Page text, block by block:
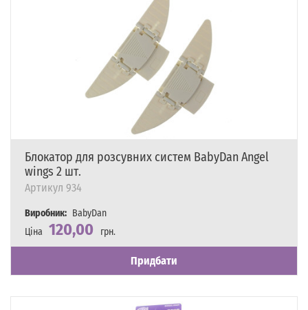
Блокатор для розсувних систем BabyDan Angel
wings 2 шт.
Артикул 934
Виробник: BabyDan
Ціна 120,00
грн.
Наявність
Є в наявності
Придбати